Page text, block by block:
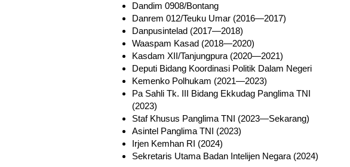
Dandim 0908/Bontang
Danrem 012/Teuku Umar (2016—2017)
Danpusintelad (2017—2018)
Waaspam Kasad (2018—2020)
Kasdam XII/Tanjungpura (2020—2021)
Deputi Bidang Koordinasi Politik Dalam Negeri
Kemenko Polhukam (2021—2023)
Pa Sahli Tk. III Bidang Ekkudag Panglima TNI
(2023)
Staf Khusus Panglima TNI (2023—Sekarang)
Asintel Panglima TNI (2023)
Irjen Kemhan RI (2024)
Sekretaris Utama Badan Intelijen Negara (2024)